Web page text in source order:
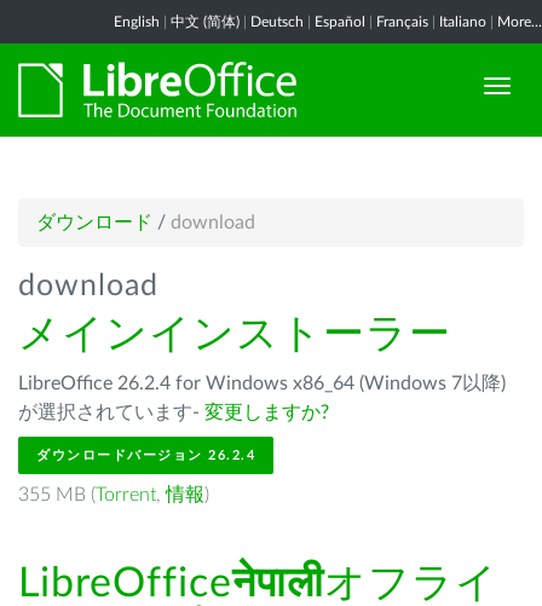
English 中文 (简体) Deutsch Español Français Italiano More...
ダウンロード / download
download
メインインストーラー
LibreOffice 26.2.4 for Windows x86_64 (Windows 7以降)
が選択されています- 変更しますか?
ダウンロードバージョン 26.2.4
355 MB (Torrent,情報)
LibreOfficeनेपालीオフライ